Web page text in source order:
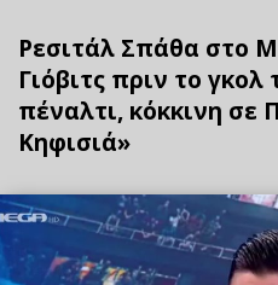
Ρεσιτάλ Σπάθα στο
Γιόβιτς πριν το
πέναλτι, κόκκινη σε
Κηφισιά»